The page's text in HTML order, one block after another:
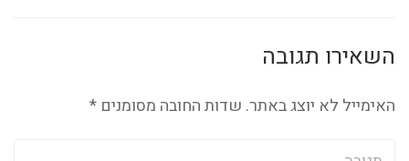
השאירו תגובה
האימייל לא יוצג באתר. שדות החובה מסומנים *